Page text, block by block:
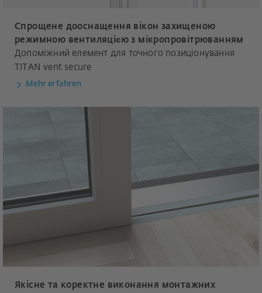
Спрощене дооснащення вікон захищеною
режимною вентиляцією з мікропровітрюванням
Допоміжний елемент для точного позиціонування
TITAN vent secure
Mehr erfahren
Якісне та коректне виконання монтажних